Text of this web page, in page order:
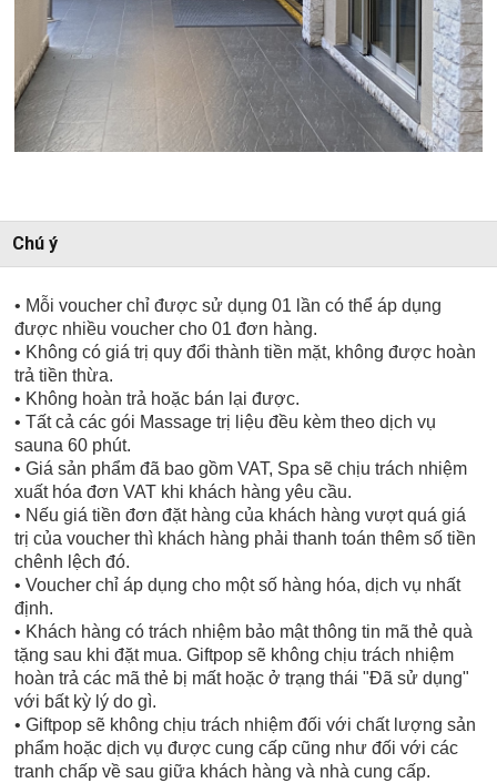
Chú ý
• Mỗi voucher chỉ được sử dụng 01 lần có thể áp dụng
được nhiều voucher cho 01 đơn hàng.
• Không có giá trị quy đổi thành tiền mặt, không được hoàn
trả tiền thừa.
• Không hoàn trả hoặc bán lại được.
• Tất cả các gói Massage trị liệu đều kèm theo dịch vụ
sauna 60 phút.
• Giá sản phẩm đã bao gồm VAT, Spa sẽ chịu trách nhiệm
xuất hóa đơn VAT khi khách hàng yêu cầu.
• Nếu giá tiền đơn đặt hàng của khách hàng vượt quá giá
trị của voucher thì khách hàng phải thanh toán thêm số tiền
chênh lệch đó.
• Voucher chỉ áp dụng cho một số hàng hóa, dịch vụ nhất
định.
• Khách hàng có trách nhiệm bảo mật thông tin mã thẻ quà
tặng sau khi đặt mua. Giftpop sẽ không chịu trách nhiệm
hoàn trả các mã thẻ bị mất hoặc ở trạng thái "Đã sử dụng"
với bất kỳ lý do gì.
• Giftpop sẽ không chịu trách nhiệm đối với chất lượng sản
phẩm hoặc dịch vụ được cung cấp cũng như đối với các
tranh chấp về sau giữa khách hàng và nhà cung cấp.